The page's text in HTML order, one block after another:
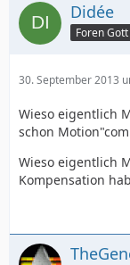
Didée
Foren Gott
30. September 2013
Wieso eigentlich
schon
Wieso eigentlich
Kompensation